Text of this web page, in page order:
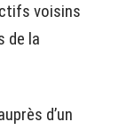
voisins
de la
d’un